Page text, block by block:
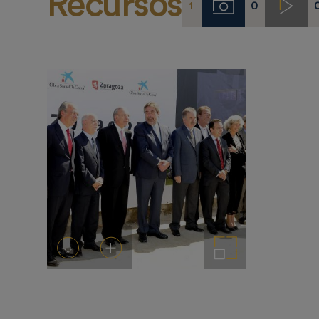
1 Imágenes
0 Videos
DescargarAñadir al carrito Ampliar imagen